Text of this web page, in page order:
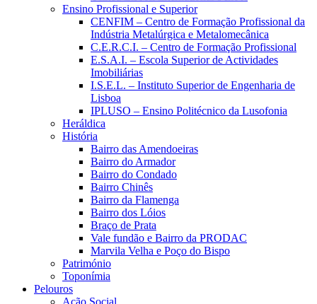
Ensino Profissional e Superior
CENFIM – Centro de Formação Profissional da
Indústria Metalúrgica e Metalomecânica
C.E.R.C.I. – Centro de Formação Profissional
E.S.A.I. – Escola Superior de Actividades
Imobiliárias
I.S.E.L. – Instituto Superior de Engenharia de
Lisboa
IPLUSO – Ensino Politécnico da Lusofonia
Heráldica
História
Bairro das Amendoeiras
Bairro do Armador
Bairro do Condado
Bairro Chinês
Bairro da Flamenga
Bairro dos Lóios
Braço de Prata
Vale fundão e Bairro da PRODAC
Marvila Velha e Poço do Bispo
Património
Toponímia
Pelouros
Ação Social